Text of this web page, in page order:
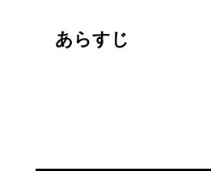
あらすじ